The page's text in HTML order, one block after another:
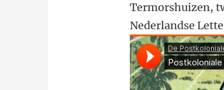
Termorshuizen,
Nederlandse